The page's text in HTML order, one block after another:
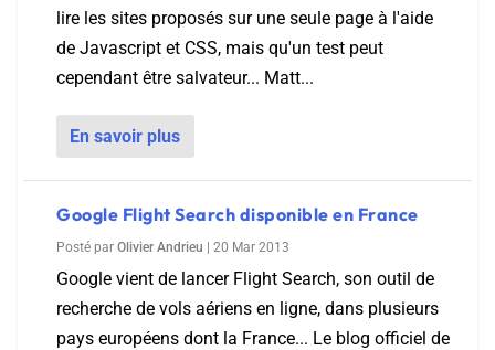
lire les sites proposés sur une seule page à l'aide
de Javascript et CSS, mais qu'un test peut
cependant être salvateur... Matt...
En savoir plus
Google Flight Search disponible en France
Posté par Olivier Andrieu 20 Mar 2013
Google vient de lancer Flight Search, son outil de
recherche de vols aériens en ligne, dans plusieurs
pays européens dont la France... Le blog officiel de